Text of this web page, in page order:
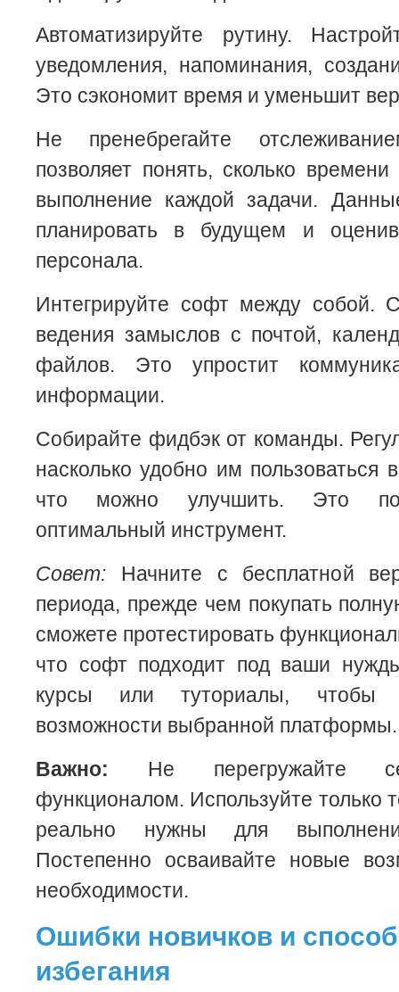
Автоматизируйте рутину.
уведомления, напоминания,
Это сэкономит время и уменьшит
Не пренебрегайте
позволяет понять, сколько
выполнение каждой задачи.
планировать в будущем и
персонала.
Интегрируйте софт между собой.
ведения замыслов с почтой,
файлов. Это упростит
информации.
Собирайте фидбэк от команды.
насколько удобно им
что можно улучшить. Это
оптимальный инструмент.
Совет: Начните с бесплатной
периода, прежде чем покупать
сможете протестировать
что софт подходит под ваши
курсы или туториалы, чтобы
возможности выбранной платформы.
Важно: Не перегружайте
функционалом. Используйте только
реально нужны для
Постепенно осваивайте новые
необходимости.
Ошибки новичков и
избегания